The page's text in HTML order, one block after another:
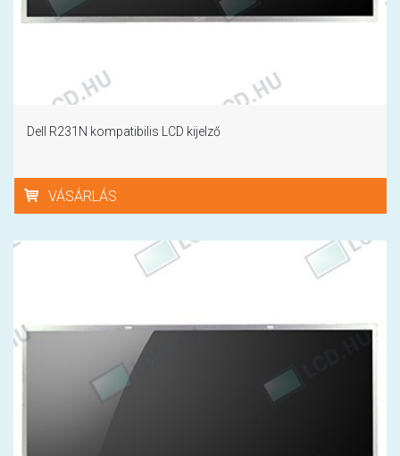
Dell R231N kompatibilis LCD kijelző
VÁSÁRLÁS